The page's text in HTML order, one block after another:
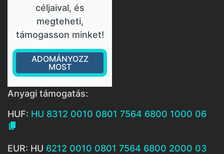
céljaival, és
megteheti,
támogasson minket!
ADOMÁNYOZZ
MOST
Anyagi támogatás:
HUF: HU 8312 0010 0801 7564 6800 1000 06

EUR: HU 6212 0010 0801 7564 6800 2000 03